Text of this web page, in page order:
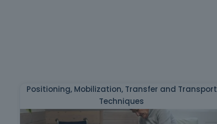
Positioning, Mobilization, Transfer and Transport
Techniques